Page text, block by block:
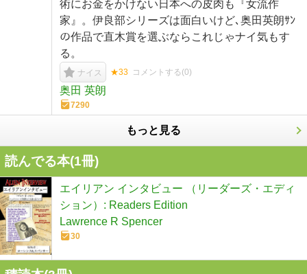
術にお金をかけない日本への皮肉も『女流作
家』。伊良部シリーズは面白いけど､奥田英朗ｻﾝ
の作品で直木賞を選ぶならこれじゃナイ気もす
る。
ナイス ★33 コメントする(0)
奥田 英朗
7290
もっと見る
読んでる本(1冊)
エイリアン インタビュー （リーダーズ・エディ
ション）: Readers Edition
Lawrence R Spencer
30